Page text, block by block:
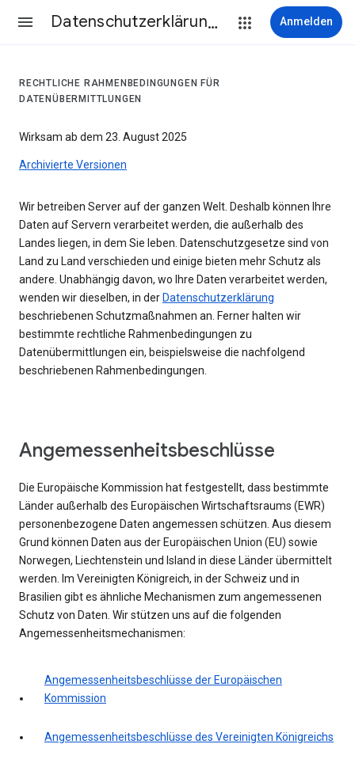
Datenschutzerklärung & Nutzungsbedingungen Anmelden
RECHTLICHE RAHMENBEDINGUNGEN FÜR
DATENÜBERMITTLUNGEN
Wirksam ab dem 23. August 2025
Archivierte Versionen
Wir betreiben Server auf der ganzen Welt. Deshalb können Ihre
Daten auf Servern verarbeitet werden, die außerhalb des
Landes liegen, in dem Sie leben. Datenschutzgesetze sind von
Land zu Land verschieden und einige bieten mehr Schutz als
andere. Unabhängig davon, wo Ihre Daten verarbeitet werden,
wenden wir dieselben, in der Datenschutzerklärung
beschriebenen Schutzmaßnahmen an. Ferner halten wir
bestimmte rechtliche Rahmenbedingungen zu
Datenübermittlungen ein, beispielsweise die nachfolgend
beschriebenen Rahmenbedingungen.
Angemessenheitsbeschlüsse
Die Europäische Kommission hat festgestellt, dass bestimmte
Länder außerhalb des Europäischen Wirtschaftsraums (EWR)
personenbezogene Daten angemessen schützen. Aus diesem
Grund können Daten aus der Europäischen Union (EU) sowie
Norwegen, Liechtenstein und Island in diese Länder übermittelt
werden. Im Vereinigten Königreich, in der Schweiz und in
Brasilien gibt es ähnliche Mechanismen zum angemessenen
Schutz von Daten. Wir stützen uns auf die folgenden
Angemessenheitsmechanismen:
Angemessenheitsbeschlüsse der Europäischen
Kommission
Angemessenheitsbeschlüsse des Vereinigten Königreichs